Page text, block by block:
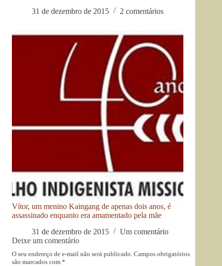
31 de dezembro de 2015
2 comentários
Vítor, um menino Kaingang de apenas dois anos, é
assassinado enquanto era amamentado pela mãe
31 de dezembro de 2015
Um comentário
Deixe um comentário
O seu endereço de e-mail não será publicado. Campos obrigatórios
são marcados com *